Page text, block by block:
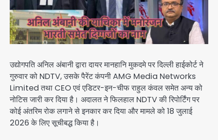
उद्योगपति अनिल अंबानी द्वारा दायर मानहानि मुकदमे पर दिल्ली हाईकोर्ट ने
गुरुवार को NDTV, उसके पैरेंट कंपनी AMG Media Networks
Limited तथा CEO एवं एडिटर-इन-चीफ राहुल कंवल समेत अन्य को
नोटिस जारी कर दिया है। अदालत ने फिलहाल NDTV की रिपोर्टिंग पर
कोई अंतरिम रोक लगाने से इनकार कर दिया और मामले को 18 जुलाई
2026 के लिए सूचीबद्ध किया है।